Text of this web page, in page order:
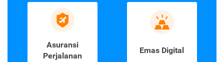
Asuransi
Perjalanan
Emas Digital